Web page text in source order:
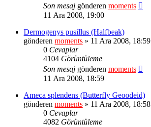
Son mesaj gönderen moments
11 Ara 2008, 19:00
Dermogenys pusillus (Halfbeak)
gönderen moments » 11 Ara 2008, 18:59
0 Cevaplar
4104 Görüntüleme
Son mesaj gönderen moments
11 Ara 2008, 18:59
Ameca splendens (Butterfly Geoodeid)
gönderen moments » 11 Ara 2008, 18:58
0 Cevaplar
4082 Görüntüleme